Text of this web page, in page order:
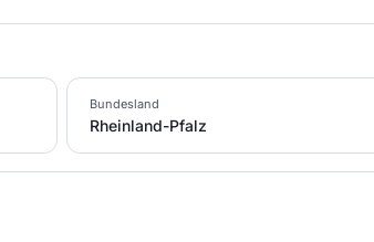
Bundesland
Rheinland-Pfalz